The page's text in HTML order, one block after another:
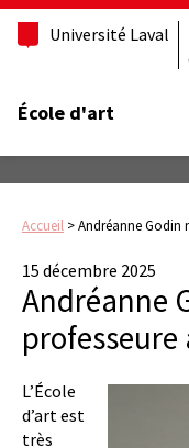
Université Laval
École d'art
Accueil >Andréanne Godin
15 décembre 2025
Andréanne
professeure
L’École
d’art est
très